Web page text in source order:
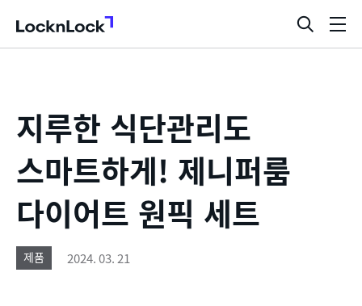
LocknLock
검
색
지루한 식단관리도
스마트하게! 제니퍼룸
다이어트 원픽 세트
제품 2024. 03. 21